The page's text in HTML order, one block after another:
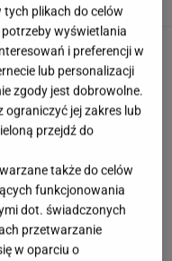
tych plikach do celów
wyświetlania
i preferencji w
lub personalizacji
zgody jest dobrowolne.
ograniczyć jej zakres lub
przejdź do
także do celów
funkcjonowania
dot. świadczonych
przetwarzanie
w oparciu o